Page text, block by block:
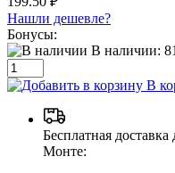
Нашли дешевле?
Бонусы:
В наличии: 81
В
Бесплатная
Монте: